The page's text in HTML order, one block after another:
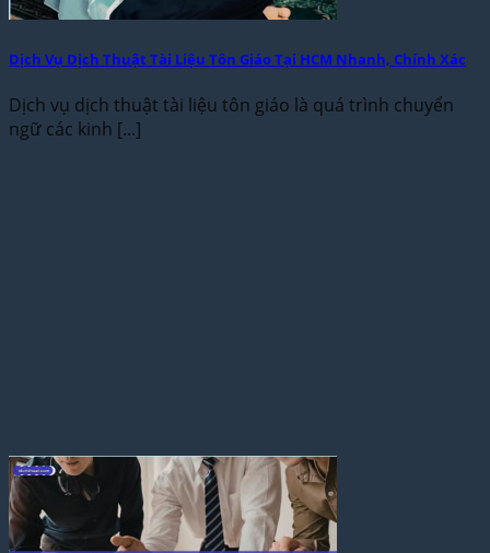
Dịch Vụ Dịch Thuật Tài Liệu Tôn Giáo Tại HCM Nhanh, Chính Xác
Dịch vụ dịch thuật tài liệu tôn giáo là quá trình chuyển
ngữ các kinh [...]